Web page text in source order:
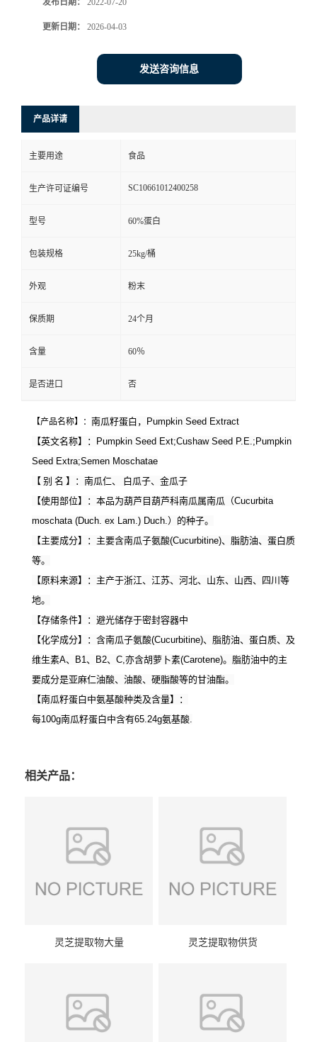
发布日期： 2022-07-20
更新日期： 2026-04-03
发送咨询信息
产品详请
主要用途 食品
生产许可证编号 SC10661012400258
型号 60%蛋白
包装规格 25kg/桶
外观 粉末
保质期 24个月
含量 60％
是否进口 否
【产品名称】： 南瓜籽蛋白 ， Pumpkin Seed Extract
【英文名称】：
Pumpkin Seed Ext;Cushaw Seed P.E.;Pumpkin
Seed Extra;Semen Moschatae
【 别 名 】：南瓜仁、
白瓜子、金瓜子
【使用部位】： 本品为葫芦目葫芦科南瓜属南瓜（Cucurbita
moschata (Duch. ex Lam.) Duch.）的种子。
【主要成分】： 主要含南瓜子氨酸(Cucurbitine)、脂肪油、蛋白质
等。
【原料来源】
：主产于浙江、江苏、河北、山东、山西、四川等
地。
【存储条件】：避光储存于密封容器中
【化学成分】：含南瓜子氨酸(Cucurbitine)、脂肪油、蛋白质、及
维生素A、 B1、 B2、 C,亦含胡萝卜素(Carotene)。脂肪油中的主
要成分是亚麻仁油酸、油酸、硬脂酸等的甘油酯。
【南瓜籽蛋白中氨基酸种类及含量】：
每100g南瓜籽蛋白中含有65.24g氨基酸.
相关产品：
灵芝提取物大量 灵芝提取物供货